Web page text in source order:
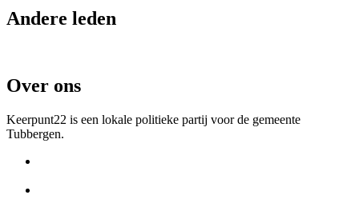
Andere leden
Over ons
Keerpunt22 is een lokale politieke partij voor de gemeente
Tubbergen.